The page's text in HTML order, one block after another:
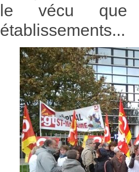
le vécu que
établissements...